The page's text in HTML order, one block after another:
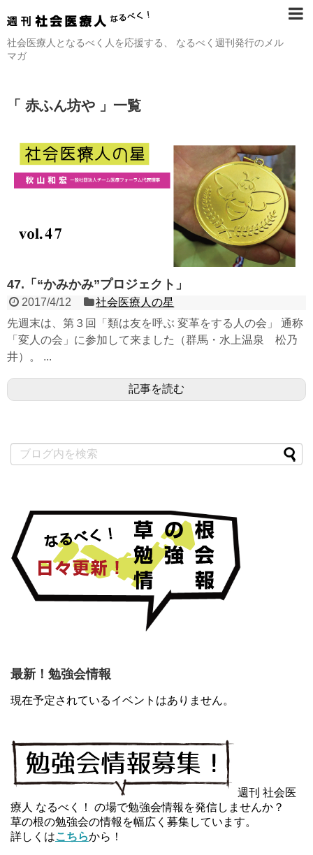
社会医療人となるべく人を応援する、 なるべく週刊発行のメル
マガ
「 赤ふん坊や 」一覧
47.「“かみかみ”プロジェクト」
2017/4/12
社会医療人の星
先週末は、第３回「類は友を呼ぶ 変革をする人の会」 通称
「変人の会」に参加して来ました（群馬・水上温泉 松乃
井）。 ...
記事を読む
最新！勉強会情報
現在予定されているイベントはありません。
週刊 社会医
療人 なるべく！ の場で勉強会情報を発信しませんか？
草の根の勉強会の情報を幅広く募集しています。
詳しくはこちらから！